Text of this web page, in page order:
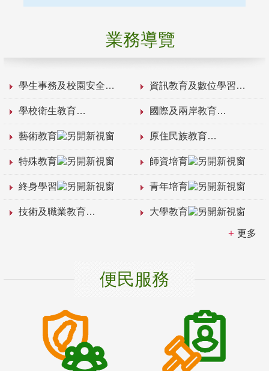
業務導覽
學生事務及校園安全 資訊教育及數位學習
學校衛生教育 國際及兩岸教育
藝術教育 原住民族教育
特殊教育 師資培育
終身學習 青年培育
技術及職業教育 大學教育
更多
便民服務